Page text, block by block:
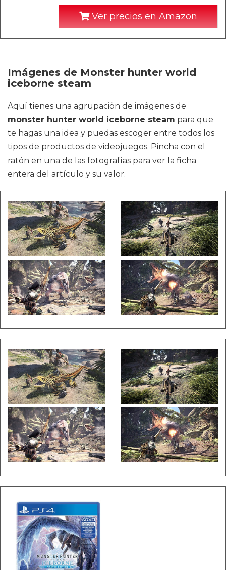
Ver precios en Amazon
Imágenes de Monster hunter world
iceborne steam
Aquí tienes una agrupación de imágenes de
monster hunter world iceborne steam para que
te hagas una idea y puedas escoger entre todos los
tipos de productos de videojuegos. Pincha con el
ratón en una de las fotografías para ver la ficha
entera del artículo y su valor.